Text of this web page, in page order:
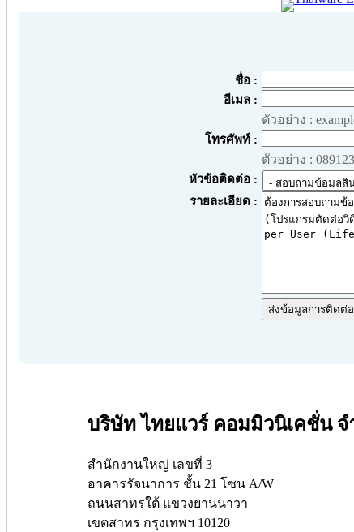
ชื่อ :
อีเมล :
ตัวอย่าง :
โทรศัพท์ :
ตัวอย่าง :
หัวข้อติดต่อ :
รายละเอียด :
บริษัท ไทยแวร์ คอมมิวนิเคชั่น จ
สำนักงานใหญ่ เลขที่ 3
อาคารรัจนาการ ชั้น 21 โซน A/W
ถนนสาทรใต้ แขวงยานนาวา
เขตสาทร กรุงเทพฯ 10120